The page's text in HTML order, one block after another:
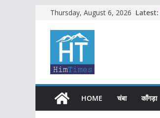
content
Thursday, August 6, 2026 Latest:
HOME चंबा काँगड़ा